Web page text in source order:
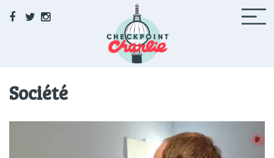
Facebook
Twitter
Société